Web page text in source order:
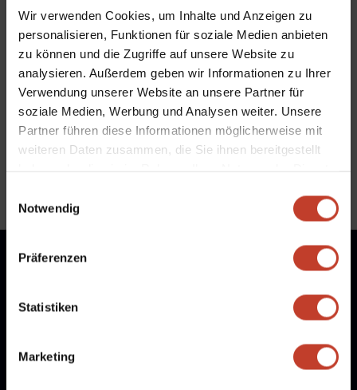
Wir verwenden Cookies, um Inhalte und Anzeigen zu
personalisieren, Funktionen für soziale Medien anbieten
zu können und die Zugriffe auf unsere Website zu
analysieren. Außerdem geben wir Informationen zu Ihrer
Verwendung unserer Website an unsere Partner für
soziale Medien, Werbung und Analysen weiter. Unsere
Partner führen diese Informationen möglicherweise mit
weiteren Daten zusammen, die Sie ihnen bereitgestellt
Notwendig
Präferenzen
Statistiken
Marketing
Vereinsveranstaltungen. Um rege Teilnahme wird gebeten.
Aktuelles
←Gütesiegel
Berliner U12 Auswahl der Juniorinnen holt Bronze in der Halle
→